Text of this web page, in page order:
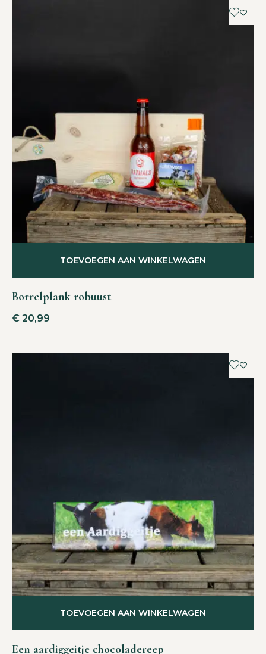
Borrelplank robuust
€ 20,99
TOEVOEGEN AAN WINKELWAGEN
Een aardiggeitje chocoladereep
TOEVOEGEN AAN WINKELWAGEN